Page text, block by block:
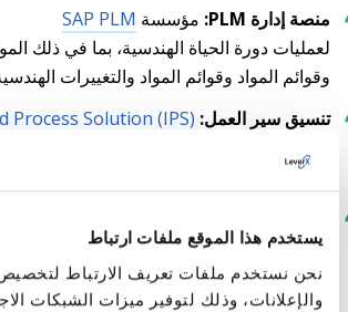
يستخدم هذا الموقع ملفات ارتباط
نحن نستخدم ملفات تعريف الارتباط
والإعلانات، وذلك لتوفير ميزات الشبكات
منصة إدارة PLM: مؤسسة SAP PLM
لعمليات دورة الحياة الهندسية، بما في ذلك
وقوائم المواد وقوائم المواد والتغييرات
تنسيق سير العمل: Process Solution (IPS)
سير العمل القابل للتكوين الذي يدعم تنفيذ
من البداية إلى النهاية.
Master Extension & Allocation Tool
(BMAX)
أتمتة إعداد قائمة المواد الرئيسية وترحيل